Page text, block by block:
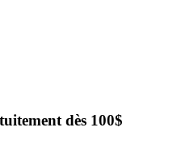
dès 100$